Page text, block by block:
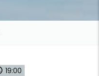
19:00